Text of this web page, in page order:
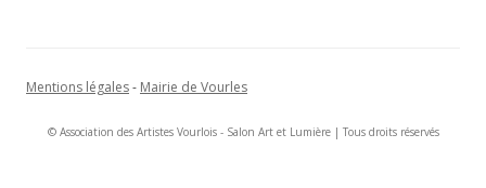
Mentions légales- Mairie de Vourles
© Association des Artistes Vourlois - Salon Art et Lumière | Tous droits réservés